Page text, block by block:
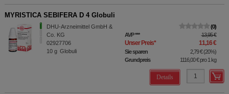
MYRISTICA SEBIFERA D 4 Globuli
DHU-Arzneimittel GmbH &
Co. KG
02927706
10 g Globuli
0
AVP*** 13,95 €
Unser Preis* 11,16 €
Sie sparen 2,79 €(20%)
Grundpreis
1116,00 €pro 1 kg
Details